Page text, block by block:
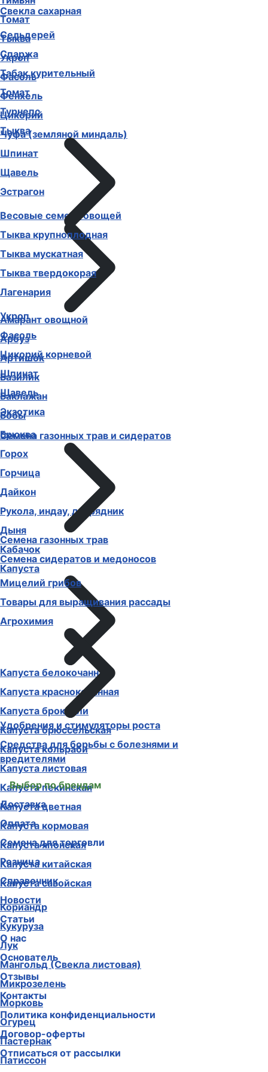
Томат
Тыква
Укроп
Фасоль
Фенхель
Цикорий
Чуфа (земляной миндаль)
Шпинат
Щавель
Эстрагон
Весовые семена овощей
Амарант овощной
Арбуз
Артишок
Базилик
Баклажан
Бобы
Брюква
Горох
Горчица
Дайкон
Рукола, индау, двурядник
Дыня
Кабачок
Капуста
Капуста белокочанная
Капуста краснокочанная
Капуста брокколи
Капуста брюссельская
Капуста кольраби
Капуста листовая
Капуста пекинская
Капуста цветная
Капуста кормовая
Капуста японская
Капуста китайская
Капуста савойская
Кориандр
Кукуруза
Лук
Мангольд (Свекла листовая)
Микрозелень
Морковь
Огурец
Пастернак
Патиссон
Свекла сахарная
Сельдерей
Спаржа
Табак курительный
Томат
Турнепс
Тыква
Тыква крупноплодная
Тыква мускатная
Тыква твердокорая
Лагенария
Укроп
Фасоль
Цикорий корневой
Шпинат
Щавель
Экзотика
Семена газонных трав и сидератов
Семена газонных трав
Семена сидератов и медоносов
Мицелий грибов
Товары для выращивания рассады
Агрохимия
Удобрения и стимуляторы роста
Средства для борьбы с болезнями и
вредителями
Выбор по брендам
Доставка
Оплата
Семена для торговли
Розница
Справочник
Новости
Статьи
О нас
Основатель
Отзывы
Контакты
Политика конфиденциальности
Договор-оферты
Отписаться от рассылки